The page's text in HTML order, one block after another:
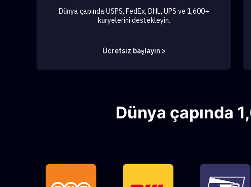
Dünya çapında USPS, FedEx, DHL, UPS ve 1,600+
kuryelerini destekleyin.
Ücretsiz başlayın >
Dünya çapında